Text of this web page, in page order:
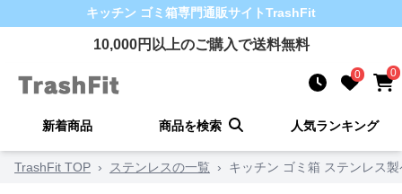
キッチン ゴミ箱専門通販サイトTrashFit
10,000円以上のご購入で送料無料
0 0
新着商品 商品を検索 人気ランキング
TrashFit TOP › ステンレスの一覧 › キッチン ゴミ箱 ステンレス